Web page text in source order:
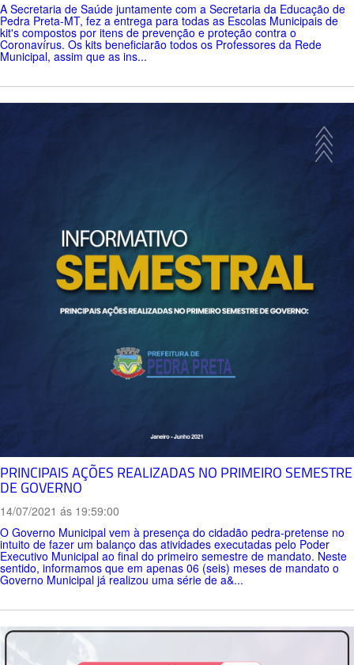
A Secretaria de Saúde juntamente com a Secretaria da Educação de
Pedra Preta-MT, fez a entrega para todas as Escolas Municipais de
kit's compostos por itens de prevenção e proteção contra o
Coronavírus. Os kits beneficiarão todos os Professores da Rede
Municipal, assim que as ins...
PRINCIPAIS AÇÕES REALIZADAS NO PRIMEIRO SEMESTRE
DE GOVERNO
14/07/2021 ás 19:59:00
O Governo Municipal vem à presença do cidadão pedra-pretense no
intuito de fazer um balanço das atividades executadas pelo Poder
Executivo Municipal ao final do primeiro semestre de mandato. Neste
sentido, informamos que em apenas 06 (seis) meses de mandato o
Governo Municipal já realizou uma série de a&...